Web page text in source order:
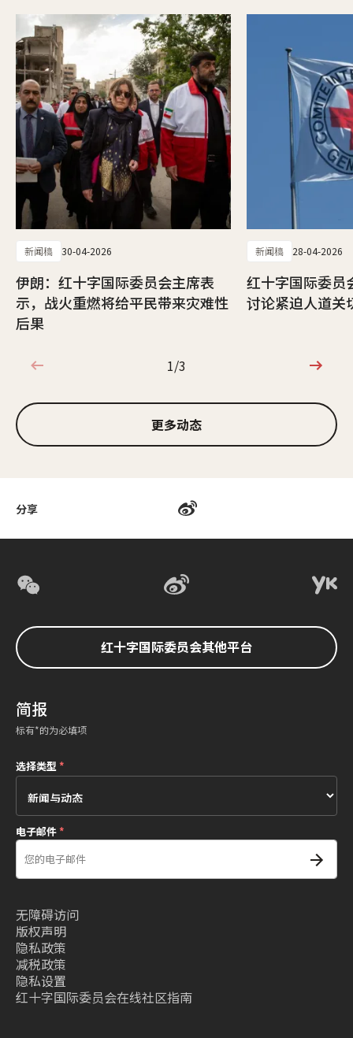
分享
新闻稿 30-04-2026
伊朗：红十字国际委员会主席表
示，战火重燃将给平民带来灾难性
后果
新闻稿 28-04-2026
红十字国际委员
讨论紧迫人道关
1/3
1/3
更多动态
红十字国际委员会其他平台
简报
标有*的为必填项
选择类型*
电子邮件*
无障碍访问
版权声明
隐私政策
减税政策
隐私设置
红十字国际委员会在线社区指南